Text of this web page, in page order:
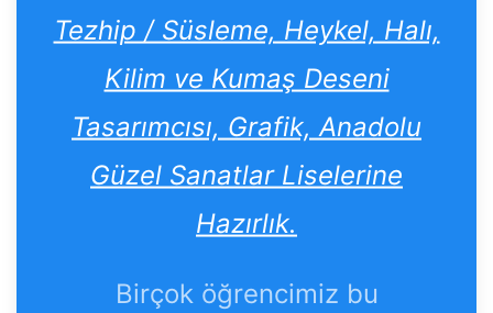
Tezhip / Süsleme, Heykel, Halı,
Kilim ve Kumaş Deseni
Tasarımcısı, Grafik, Anadolu
Güzel Sanatlar Liselerine
Hazırlık.
Birçok öğrencimiz bu